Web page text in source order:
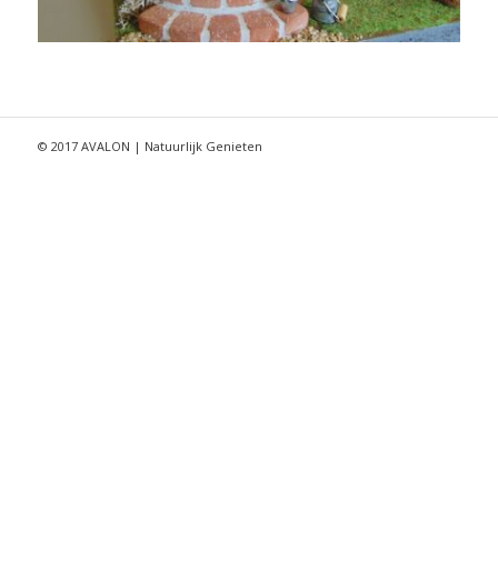
© 2017 AVALON | Natuurlijk Genieten